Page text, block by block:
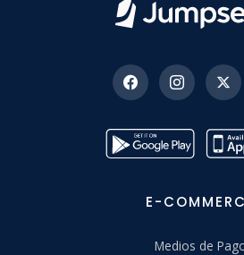
E-
Medios de